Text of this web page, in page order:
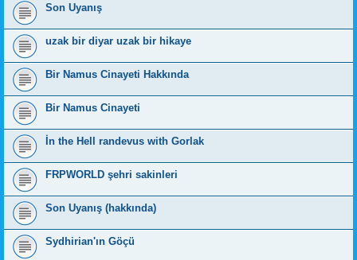
Son Uyanış
uzak bir diyar uzak bir hikaye
Bir Namus Cinayeti Hakkında
Bir Namus Cinayeti
İn the Hell randevus with Gorlak
FRPWORLD şehri sakinleri
Son Uyanış (hakkında)
Sydhirian'ın Göçü